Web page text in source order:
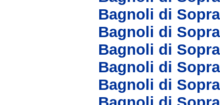
Bagnoli di
Bagnoli di
Bagnoli di
Bagnoli di
Bagnoli di